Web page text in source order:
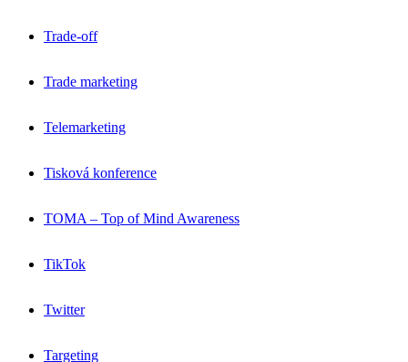
Trade-off
Trade marketing
Telemarketing
Tisková konference
TOMA – Top of Mind Awareness
TikTok
Twitter
Targeting